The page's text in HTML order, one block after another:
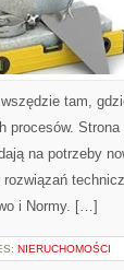
tam,
procesów.
na potrzeby
rozwiązań
i Normy. […]
NIERUCHOMOŚCI